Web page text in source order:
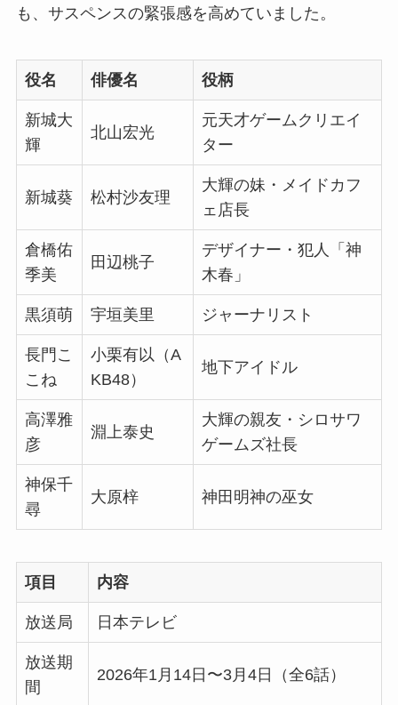
も、サスペンスの緊張感を高めていました。
役名 俳優名 役柄
新城大
輝
北山宏光
元天才ゲームクリエイ
ター
新城葵 松村沙友理
大輝の妹・メイドカフ
ェ店長
倉橋佑
季美
田辺桃子
デザイナー・犯人「神
木春」
黒須萌 宇垣美里 ジャーナリスト
長門こ
こね
小栗有以（A
KB48）
地下アイドル
高澤雅
彦
淵上泰史
大輝の親友・シロサワ
ゲームズ社長
神保千
尋
大原梓 神田明神の巫女
項目 内容
放送局 日本テレビ
放送期
間
2026年1月14日〜3月4日（全6話）